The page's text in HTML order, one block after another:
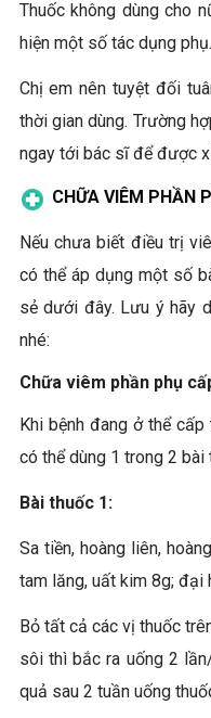
Thuốc không dùng cho
hiện một số tác dụng phụ.
Chị em nên tuyệt đối
thời gian dùng. Trường
ngay tới bác sĩ để được
CHỮA VIÊM PHẦN
Nếu chưa biết điều trị
có thể áp dụng một số
sẻ dưới đây. Lưu ý hãy
nhé:
Chữa viêm phần phụ
Khi bệnh đang ở thể
có thể dùng 1 trong 2 bài
Bài thuốc 1:
Sa tiền, hoàng liên,
tam lăng, uất kim 8g; đại
Bỏ tất cả các vị thuốc
sôi thì bắc ra uống 2
quả sau 2 tuần uống